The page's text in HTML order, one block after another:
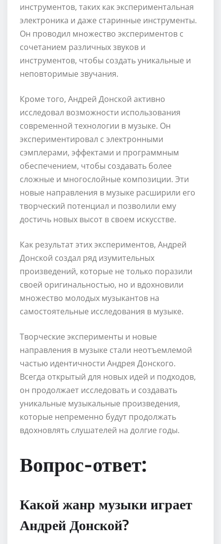
инструментов, таких как экспериментальная
электроника и даже старинные инструменты.
Он проводил множество экспериментов с
сочетанием различных звуков и
инструментов, чтобы создать уникальные и
неповторимые звучания.
Кроме того, Андрей Донской активно
исследовал возможности использования
современной технологии в музыке. Он
экспериментировал с электронными
сэмплерами, эффектами и программным
обеспечением, чтобы создавать более
сложные и многослойные композиции. Эти
новые направления в музыке расширили его
творческий потенциал и позволили ему
достичь новых высот в своем искусстве.
Как результат этих экспериментов, Андрей
Донской создал ряд изумительных
произведений, которые не только поразили
своей оригинальностью, но и вдохновили
множество молодых музыкантов на
самостоятельные исследования в музыке.
Творческие эксперименты и новые
направления в музыке стали неотъемлемой
частью идентичности Андрея Донского.
Всегда открытый для новых идей и подходов,
он продолжает исследовать и создавать
уникальные музыкальные произведения,
которые непременно будут продолжать
вдохновлять слушателей на долгие годы.
Вопрос-ответ:
Какой жанр музыки играет
Андрей Донской?